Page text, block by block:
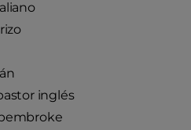
inglés